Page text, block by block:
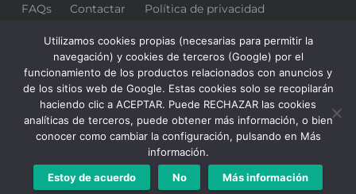
FAQs
Contactar
Política de privacidad
Colaboradores
© 1976-2024 Sindicato de Empleados de CaixaBank
a
Telegram
a
Twitter
a
Facebook
a
Instagram
SECB
a
YouTube
Back
to
top
Utilizamos cookies propias (necesarias para permitir la
navegación) y cookies de terceros (Google) por el
funcionamiento de los productos relacionados con anuncios y
de los sitios web de Google. Estas cookies solo se recopilarán
haciendo clic a ACEPTAR. Puede RECHAZAR las cookies
analíticas de terceros, puede obtener más información, o bien
conocer como cambiar la configuración, pulsando en Más
información.
Estoy de acuerdo No Más información